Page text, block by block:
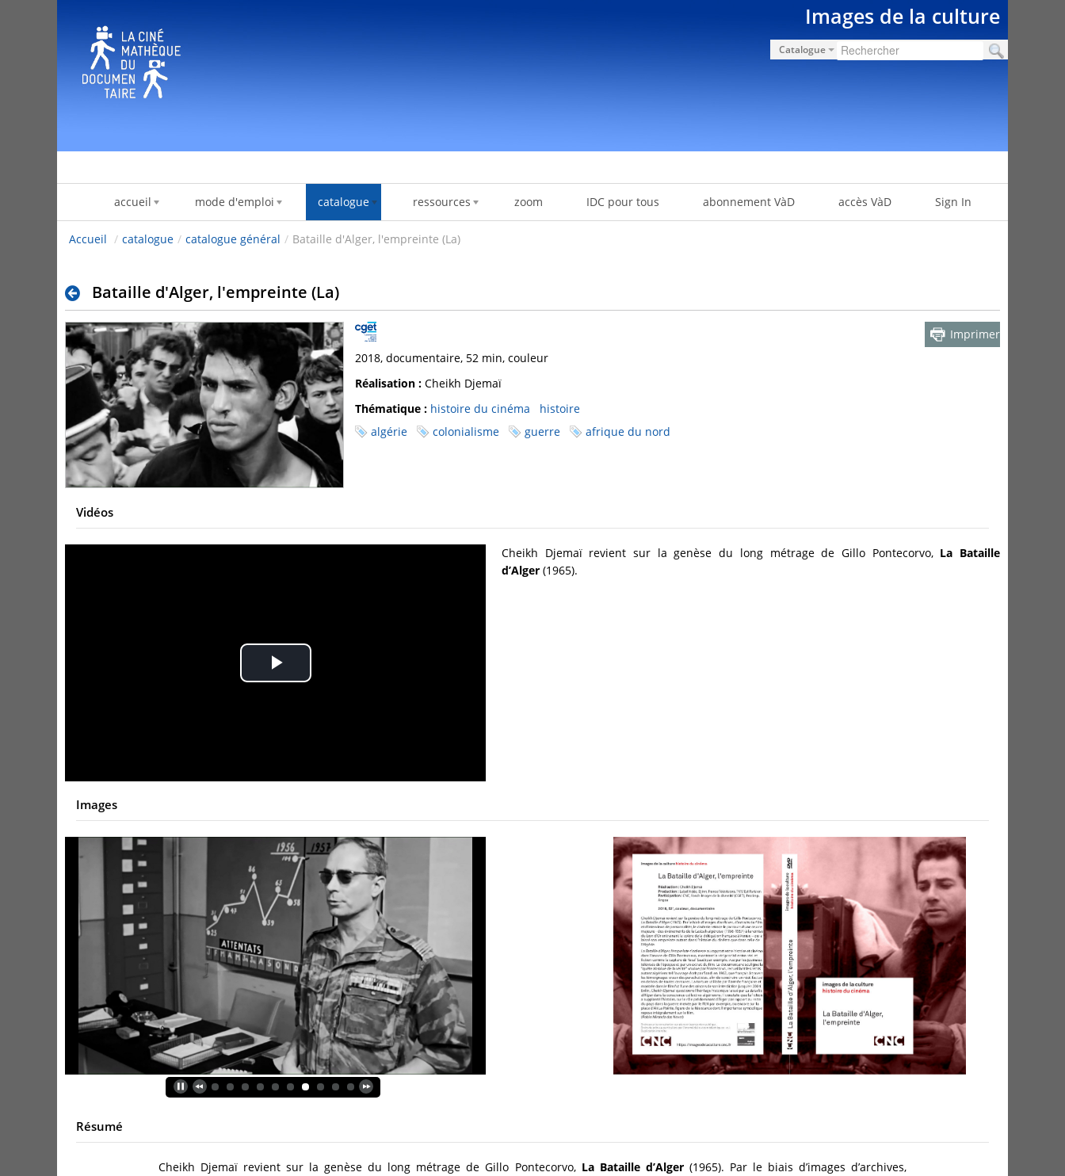
Images de la culture
Catalogue
accueil mode d'emploi catalogue ressources zoom IDC pour tous abonnement VàD accès VàD Sign In
Accueil / catalogue / catalogue général / Bataille d'Alger, l'empreinte (La)
Bataille d'Alger, l'empreinte (La)
Imprimer
2018, documentaire, 52 min, couleur
Réalisation : Cheikh Djemaï
Thématique : histoire du cinéma
histoire
algérie
colonialisme guerre afrique du nord
Vidéos
Play
Cheikh Djemaï revient sur la genèse du long métrage de Gillo Pontecorvo, La Bataille
d’Alger (1965).
Images
Résumé
Cheikh Djemaï revient sur la genèse du long métrage de Gillo Pontecorvo, La Bataille d’Alger (1965). Par le biais d’images d’archives,